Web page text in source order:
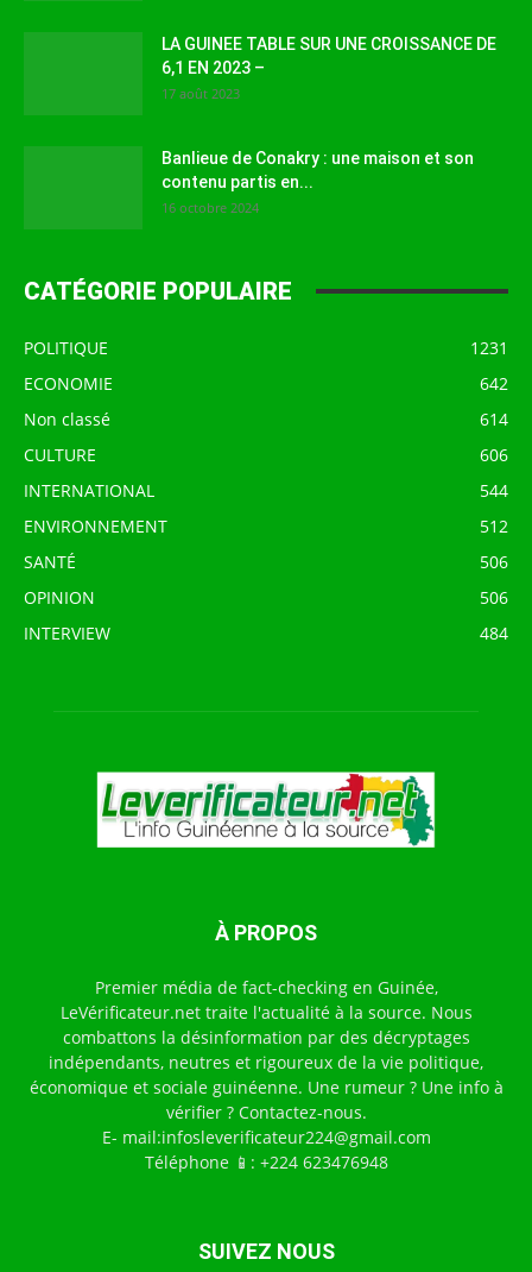
LA GUINEE TABLE SUR UNE CROISSANCE DE
6,1 EN 2023 –
17 août 2023
Banlieue de Conakry : une maison et son
contenu partis en...
16 octobre 2024
CATÉGORIE POPULAIRE
POLITIQUE
1231
ECONOMIE
642
Non classé
614
CULTURE
606
INTERNATIONAL
544
ENVIRONNEMENT
512
SANTÉ
506
OPINION
506
INTERVIEW
484
À PROPOS
Premier média de fact-checking en Guinée,
LeVérificateur.net traite l'actualité à la source. Nous
combattons la désinformation par des décryptages
indépendants, neutres et rigoureux de la vie politique,
économique et sociale guinéenne. Une rumeur ? Une info à
vérifier ? Contactez-nous.
E- mail:infosleverificateur224@gmail.com
Téléphone 📱: +224 623476948
SUIVEZ NOUS